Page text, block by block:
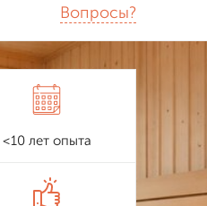
Вопросы?
<10 лет опыта